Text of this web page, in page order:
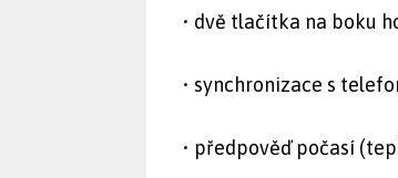
• dvě tlačítka na boku
• synchronizace s
• předpověď počasí